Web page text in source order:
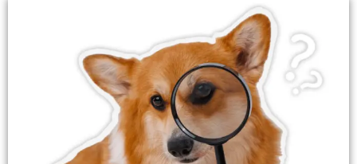
En cas de douleur importante, boiterie persistante
ou perte de mobilité marquée, une consultation
vétérinaire est recommandée.